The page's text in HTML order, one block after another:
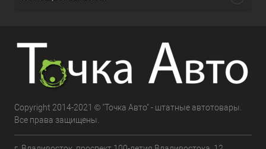
Copyright 2014-2021 © "Точка Авто" - штатные автотовары.
Все права защищены.